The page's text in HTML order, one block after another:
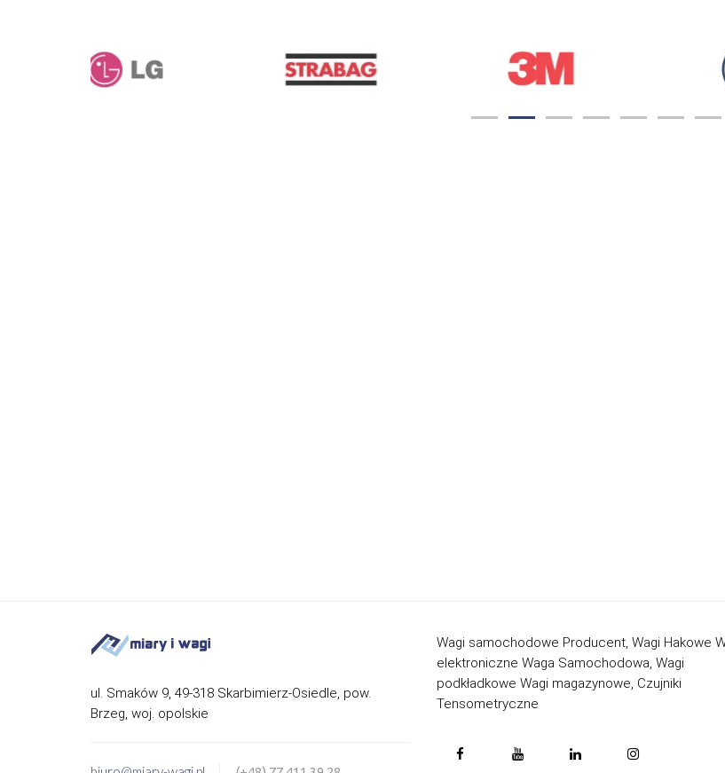
ul. Smaków 9, 49-318 Skarbimierz-Osiedle, pow.
Brzeg, woj. opolskie
Wagi samochodowe Producent, Wagi Hakowe
elektroniczne Waga Samochodowa, Wagi
podkładkowe Wagi magazynowe, Czujniki
Tensometryczne